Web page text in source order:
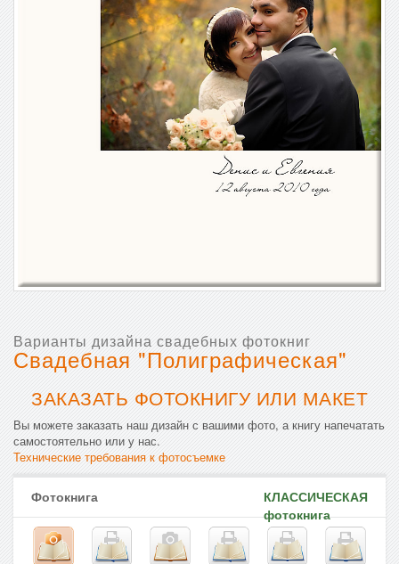
Варианты дизайна свадебных фотокниг
Свадебная "Полиграфическая"
ЗАКАЗАТЬ ФОТОКНИГУ ИЛИ МАКЕТ
Вы можете заказать наш дизайн с вашими фото, а книгу напечатать
самостоятельно или у нас.
Технические требования к фотосъемке
Фотокнига
КЛАССИЧЕСКАЯ
фотокнига